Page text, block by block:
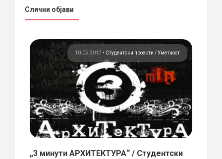
Слични објави
10.05.2017 • Студентски проекти Уметност
„3 минути АРХИТЕКТУРА“ / Студентски